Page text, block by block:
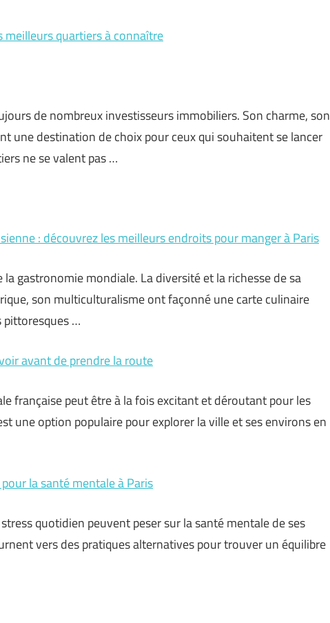
meilleurs quartiers à connaître
de nombreux investisseurs immobiliers. Son charme, son
une destination de choix pour ceux qui souhaitent se lancer
ne se valent pas …
: découvrez les meilleurs endroits pour manger à Paris
gastronomie mondiale. La diversité et la richesse de sa
son multiculturalisme ont façonné une carte culinaire
pittoresques …
avant de prendre la route
française peut être à la fois excitant et déroutant pour les
une option populaire pour explorer la ville et ses environs en
la santé mentale à Paris
quotidien peuvent peser sur la santé mentale de ses
vers des pratiques alternatives pour trouver un équilibre